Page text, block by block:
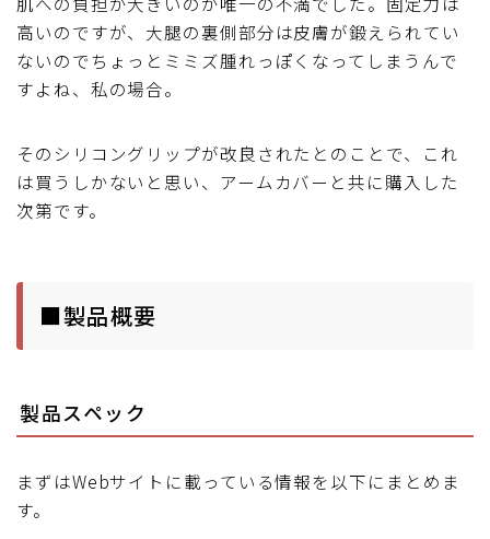
高いのですが、大腿の裏側部分は皮膚が鍛えられてい
ないのでちょっとミミズ腫れっぽくなってしまうんで
すよね、私の場合。
そのシリコングリップが改良されたとのことで、これ
は買うしかないと思い、アームカバーと共に購入した
次第です。
■製品概要
製品スペック
まずはWebサイトに載っている情報を以下にまとめま
す。